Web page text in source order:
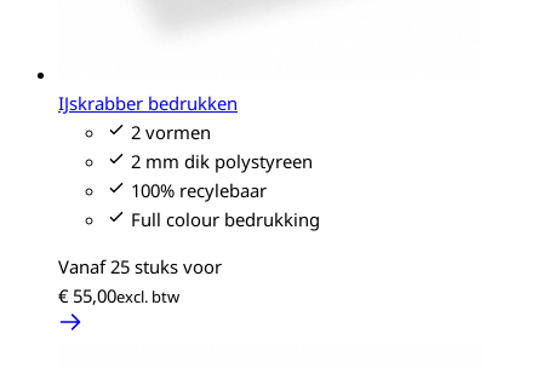
IJskrabber bedrukken
2 vormen
2 mm dik polystyreen
100% recylebaar
Full colour bedrukking
Vanaf 25 stuks voor
€ 55,00